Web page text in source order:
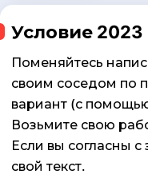
Условие 2023
Поменяйтесь
своим соседом по
вариант (с
Возьмите свою
Если вы согласны
свой текст.